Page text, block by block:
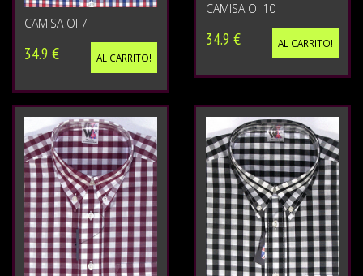
CAMISA OI 7
34.9 € AL CARRITO!
CAMISA OI 10
34.9 € AL CARRITO!